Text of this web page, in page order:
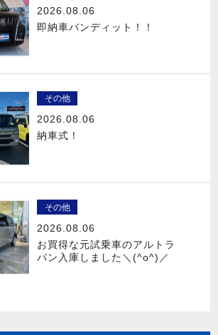
2026.08.06
即納車バンディット！！
その他
2026.08.06
納車式！
その他
2026.08.06
お買得な元試乗車のアルトラ
パン入庫しました＼(^o^)／